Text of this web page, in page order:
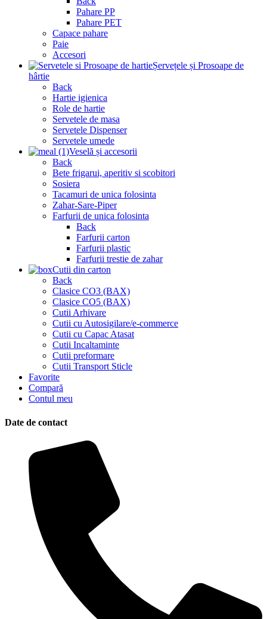
Pahare PP
Pahare PET
Capace pahare
Paie
Accesori
Șervețele și Prosoape de
hârtie
Back
Hartie igienica
Role de hartie
Servetele de masa
Servetele Dispenser
Servetele umede
Veselă și accesorii
Back
Bete frigarui, aperitiv si scobitori
Sosiera
Tacamuri de unica folosinta
Zahar-Sare-Piper
Farfurii de unica folosinta
Back
Farfurii carton
Farfurii plastic
Farfurii trestie de zahar
Cutii din carton
Back
Clasice CO3 (BAX)
Clasice CO5 (BAX)
Cutii Arhivare
Cutii cu Autosigilare/e-commerce
Cutii cu Capac Atasat
Cutii Incaltaminte
Cutii preformare
Cutii Transport Sticle
Favorite
Compară
Contul meu
Date de contact